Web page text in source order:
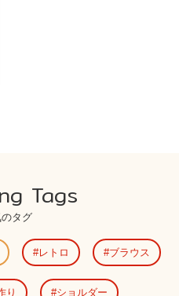
Tags
のタグ
レトロ ブラウス
り ショルダー